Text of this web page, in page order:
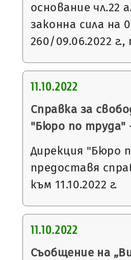
основание чл.22
законна сила на
260/09.06.2022
11.10.2022
Справка за
"Бюро по труда"
Дирекция "Бюро
предоставя
към 11.10.2022 г.
11.10.2022
Съобщение на